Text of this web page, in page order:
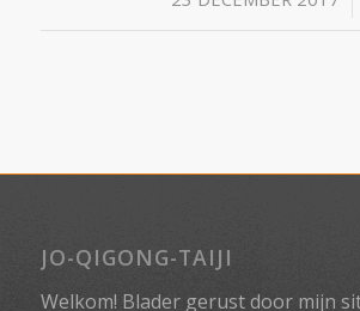
JO-QIGONG-TAIJI
Welkom! Blader gerust door mijn